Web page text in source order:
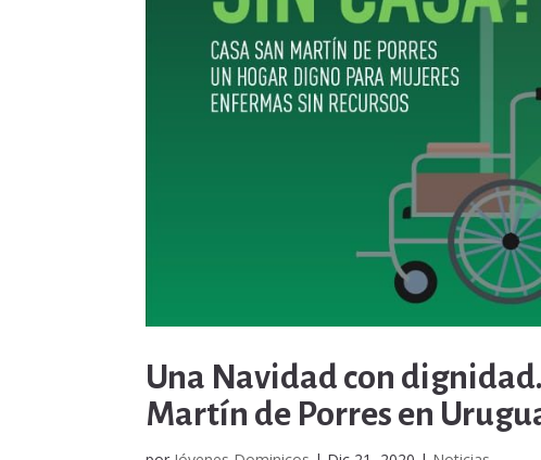
Una Navidad con
Martín de Porres en